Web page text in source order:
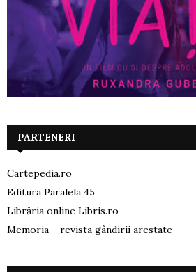
PARTENERI
Cartepedia.ro
Editura Paralela 45
Librăria online Libris.ro
Memoria – revista gândirii arestate